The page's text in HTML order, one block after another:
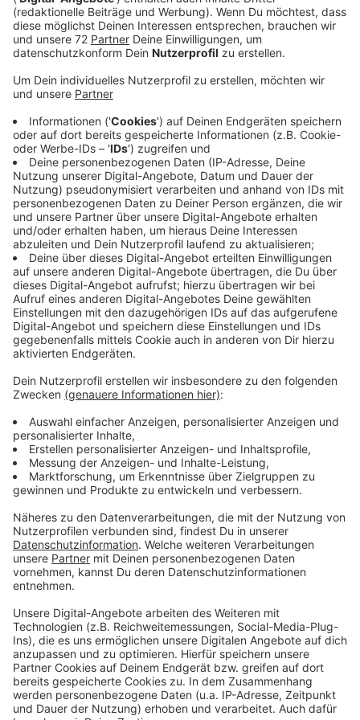
Anzeige
Mehr Angriffe - deutlich weniger Verletzte. Was auf
den ersten Blick unlogisch erscheint, liegt für die
Polizei möglicherweise daran,dass die Beamtinnen und
Beamten jetzt immer mit Bodycams im Einsatz sind
und die Möglichkeit haben, Taser einzusetzen, hieß es
heute bei der Präsentation der Einsatzbilanz 2023.
Anzeige
Insgesamt fast 66.000 Einsätze
Anzeige
Letztes Jahr ist die Polizei rund 5.900-mal öfter von
sich aus ausgerückt als 2022. Dass die Zahl dieser
Einsätze von rund 13.500 auf 19.400 gestiegen ist,
hängt unter anderem mit Geldautomatensprengungen
und der Überwachung jüdischer Objekte zusammen.
Die Polizei unterschiedet zwischen
"außenveranlassten" und "eigenveranlassten"
Einsätzen, also danach, ob sie gerufen wird oder von
selbst aktiv wird. Bei einer Gesamtzahl von knapp
66.000 Einsätzen ist letztere um 44% gestiegen, die
der "alarmierten" Einsätze nur um 1%.
Anzeige
Anzeige